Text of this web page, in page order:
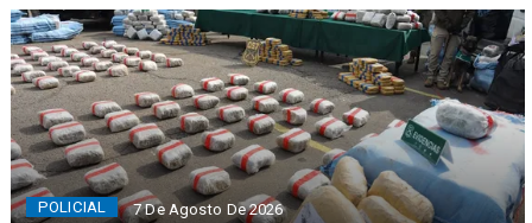
POLICIAL 7 De Agosto De 2026